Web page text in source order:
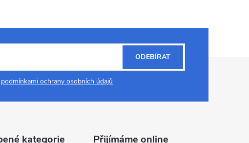
podmínkami ochrany osobních údajů
ODEBÍRAT
kategorie Přijímáme online